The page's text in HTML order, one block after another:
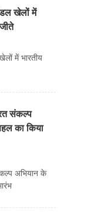
खेलों में
में भारतीय
संकल्प
का किया
अभियान के